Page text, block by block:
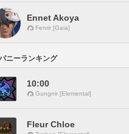
Ennet Akoya
Fenrir [Gaia]
ニーランキング
10:00
Gungnir [Elemental]
Fleur Chloe